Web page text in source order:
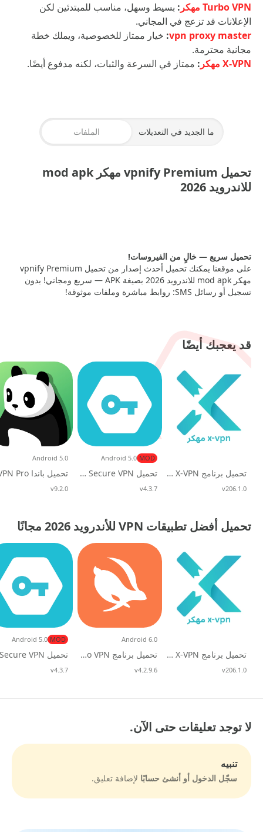
Turbo VPN مهكر
: بسيط وسهل، مناسب للمبتدئين لكن
الإعلانات قد تزعج في المجاني.
vpn proxy master
: خيار ممتاز للخصوصية، ويملك خطة
مجانية محترمة.
X-VPN مهكر
: ممتاز في السرعة والثبات، لكنه مدفوع أيضًا.
ما الجديد في التعديلات الملفات
تحميل vpnify Premium مهكر mod apk
للاندرويد 2026
تحميل سريع — خالٍ من الفيروسات!
على موقعنا يمكنك تحميل أحدث إصدار من تحميل vpnify Premium
مهكر mod apk للاندرويد 2026 بصيغة APK — سريع ومجاني! بدون
تسجيل أو رسائل SMS: روابط مباشرة وملفات موثوقة!
قد يعجبك أيضًا
تحميل برنامج X-VPN مهكر apk للاندرويد 2026
v206.1.0
تحميل Secure VPN مهكر أمان واتصال سريع (VIP مفتوح)
MOD
Android 5.0
v4.3.7
Android 5.0
v9.2.0
تحميل أفضل تطبيقات VPN للأندرويد 2026 مجانًا
تحميل برنامج X-VPN مهكر apk للاندرويد 2026
v206.1.0
تحميل برنامج Turbo VPN مهكر 2026 للاندرويد apk
Android 6.0
v4.2.9.6
MOD
Android 5.0
v4.3.7
لا توجد تعليقات حتى الآن.
تنبيه
سجّل الدخول أو أنشئ حسابًا لإضافة تعليق.